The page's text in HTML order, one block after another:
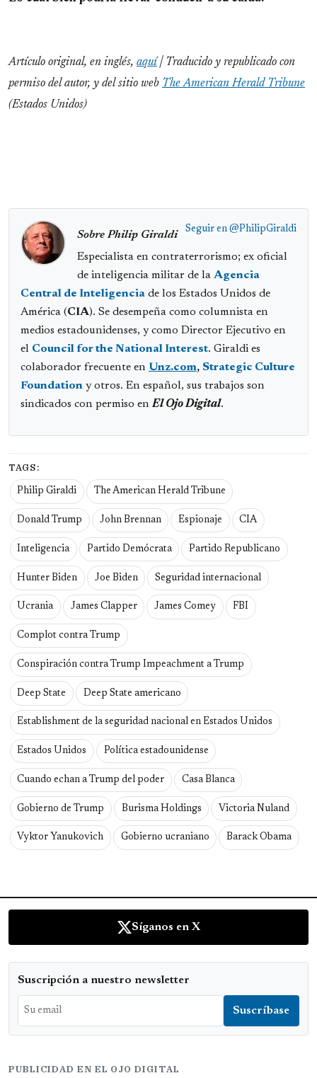
Artículo original, en inglés, aquí | Traducido y republicado con
permiso del autor, y del sitio web The American Herald Tribune
(Estados Unidos)
Seguir en @PhilipGiraldi
Sobre Philip Giraldi
Especialista en contraterrorismo; ex oficial
de inteligencia militar de la Agencia
Central de Inteligencia de los Estados Unidos de
América (CIA). Se desempeña como columnista en
medios estadounidenses, y como Director Ejecutivo en
el Council for the National Interest. Giraldi es
colaborador frecuente en Unz.com, Strategic Culture
Foundation y otros. En español, sus trabajos son
sindicados con permiso enEl Ojo Digital.
TAGS:
Philip Giraldi The American Herald Tribune
Donald Trump John Brennan Espionaje CIA
Inteligencia Partido Demócrata Partido Republicano
Hunter Biden Joe Biden Seguridad internacional
Ucrania James Clapper James Comey FBI
Complot contra Trump
Conspiración contra Trump Impeachment a Trump
Deep State Deep State americano
Establishment de la seguridad nacional en Estados Unidos
Estados Unidos Política estadounidense
Cuando echan a Trump del poder Casa Blanca
Gobierno de Trump Burisma Holdings Victoria Nuland
Vyktor Yanukovich Gobierno ucraniano Barack Obama
Síganos en X
Suscripción a nuestro newsletter
PUBLICIDAD EN EL OJO DIGITAL